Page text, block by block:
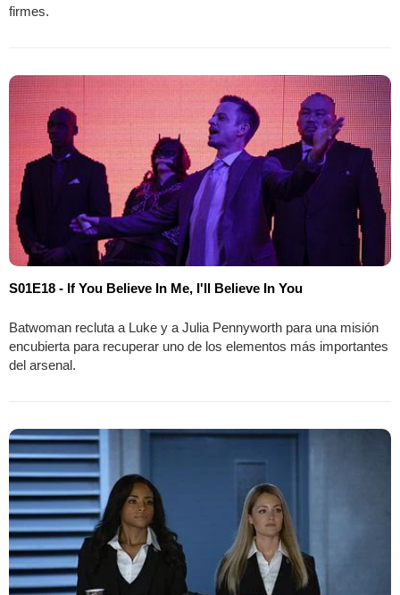
firmes.
S01E18 - If You Believe In Me, I'll Believe In You
Batwoman recluta a Luke y a Julia Pennyworth para una misión
encubierta para recuperar uno de los elementos más importantes
del arsenal.